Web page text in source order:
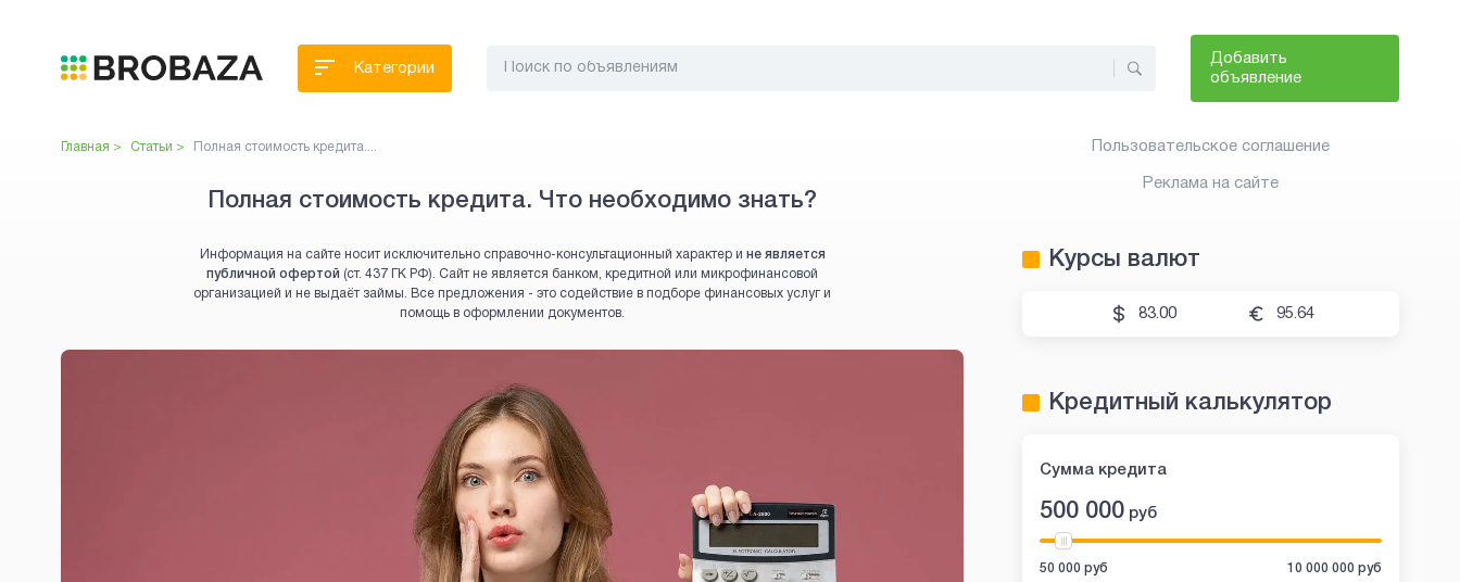
Добавить
объявление
Категории
Главная > Статьи > Полная стоимость кредита....
Полная стоимость кредита. Что необходимо знать?
Информация на сайте носит исключительно справочно-консультационный характер и не является
публичной офертой (ст. 437 ГК РФ). Сайт не является банком, кредитной или микрофинансовой
организацией и не выдаёт займы. Все предложения - это содействие в подборе финансовых услуг и
помощь в оформлении документов.
Пользовательское соглашение
Реклама на сайте
Курсы валют
83.00 95.64
Кредитный калькулятор
Сумма кредита
500 000 руб
50 000 руб 10 000 000 руб